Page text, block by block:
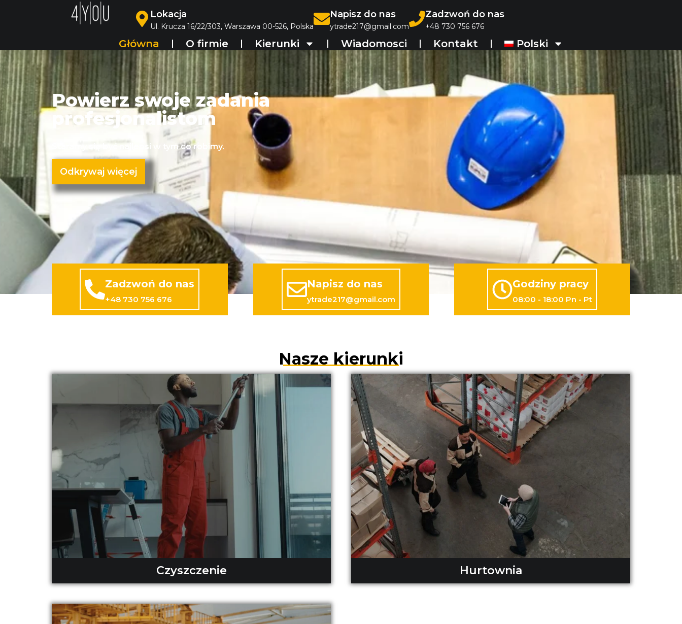
Lokacja
Ul. Krucza 16/22/303, Warszawa 00-526, Polska
Napisz do nas
ytrade217@gmail.com
Zadzwoń do nas
+48 730 756 676
Główna O firmie Kierunki Wiadomosci Kontakt Polski
Powierz swoje zadania
profesjonalistom
Staramy się być najlepsi w tym co robimy.
Odkrywaj więcej
Zadzwoń do nas
+48 730 756 676
Napisz do nas
ytrade217@gmail.com
Godziny pracy
08:00 - 18:00 Pn - Pt
Nasze kierunki
Czyszczenie Hurtownia